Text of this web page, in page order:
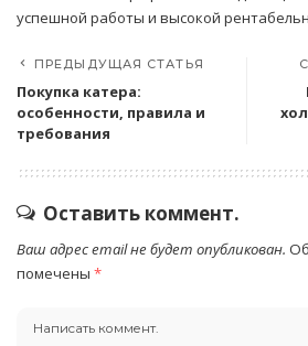
успешной работы и высокой
ПРЕДЫДУЩАЯ СТАТЬЯ
Покупка катера:
особенности, правила и
требования
Оставить коммент.
Ваш адрес email не будет опубликован.
помечены *